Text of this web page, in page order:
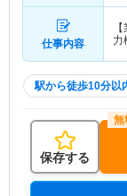
仕事内容
力
駅から徒歩10分以
保存する